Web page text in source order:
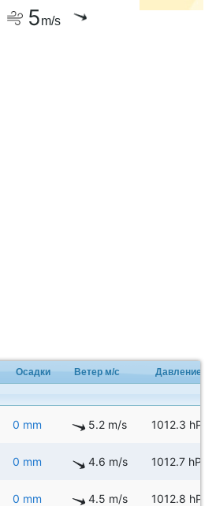
5m/s
Осадки Ветер м/с Давление
0 mm 5.2 m/s 1012.3 hPa
0 mm 4.6 m/s 1012.7 hPa
0 mm 4.5 m/s 1012.8 hPa